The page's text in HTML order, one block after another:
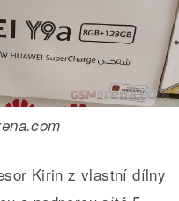
Kirin z vlastní dílny